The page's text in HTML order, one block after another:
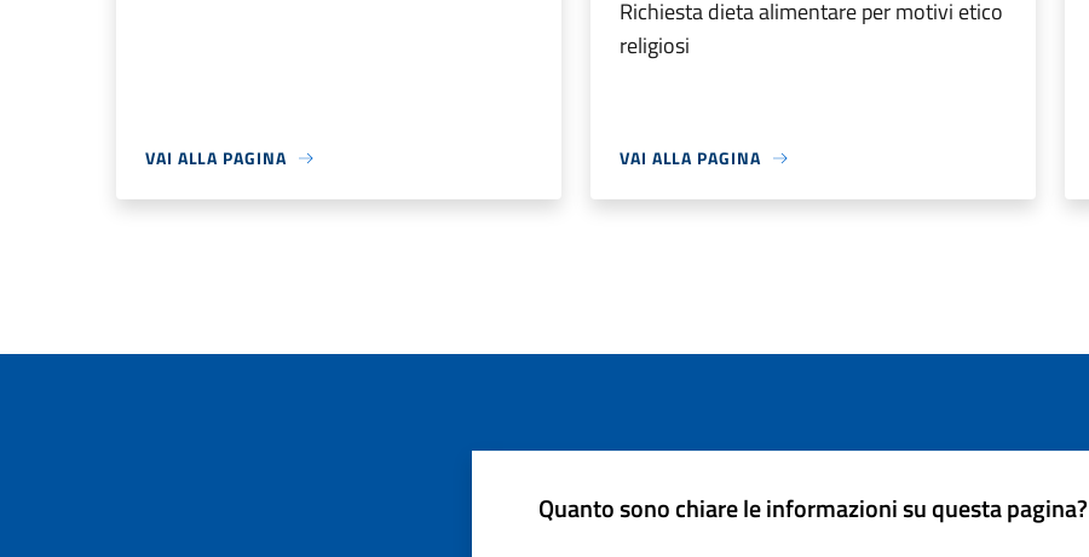
VAI ALLA PAGINA
Richiesta dieta alimentare per motivi etico
religiosi
VAI ALLA PAGINA
Quanto sono chiare le informazioni su questa pagina?